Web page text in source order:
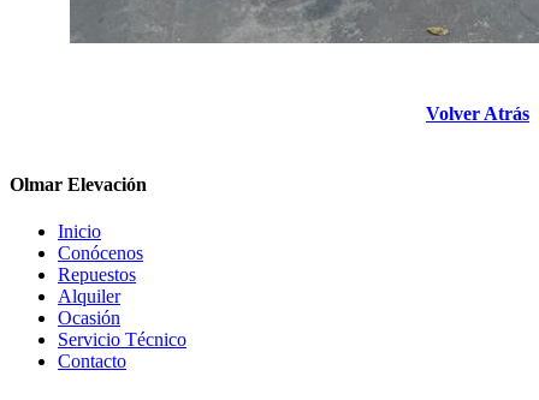
Volver Atrás
Olmar Elevación
Inicio
Conócenos
Repuestos
Alquiler
Ocasión
Servicio Técnico
Contacto